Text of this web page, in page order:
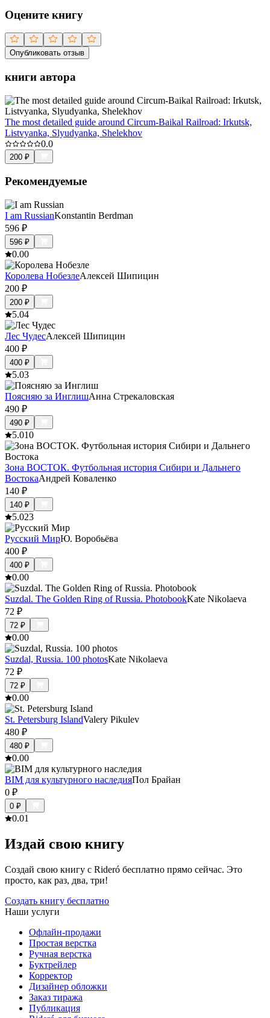
Оцените книгу
Опубликовать отзыв
книги автора
The most detailed guide around Circum-Baikal Railroad: Irkutsk,
Listvyanka, Slyudyanka, Shelekhov
0.0
200 ₽
Рекомендуемые
I am RussianKonstantin Berdman
596 ₽
596 ₽
0.00
Королева НобезлеАлексей Шипицин
200 ₽
200 ₽
5.04
Лес ЧудесАлексей Шипицин
400 ₽
400 ₽
5.03
Поясняю за ИнглишАнна Стрекаловская
490 ₽
490 ₽
5.010
Зона ВОСТОК. Футбольная история Сибири и Дальнего
ВостокаАндрей Коваленко
140 ₽
140 ₽
5.023
Русский МирЮ. Воробьёва
400 ₽
400 ₽
0.00
Suzdal. The Golden Ring of Russia. PhotobookKate Nikolaeva
72 ₽
72 ₽
0.00
Suzdal, Russia. 100 photosKate Nikolaeva
72 ₽
72 ₽
0.00
St. Petersburg IslandValery Pikulev
480 ₽
480 ₽
0.00
BIM для культурного наследияПол Брайан
0 ₽
0 ₽
0.01
Издай свою книгу
Создай свою книгу с Rideró бесплатно прямо сейчас. Это
просто, как раз, два, три!
Создать книгу бесплатно
Наши услуги
Офлайн-продажи
Простая верстка
Ручная верстка
Буктрейлер
Корректор
Дизайнер обложки
Заказ тиража
Публикация